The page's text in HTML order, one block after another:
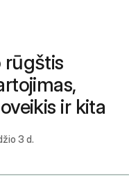
rūgštis
ir kita
3 d.